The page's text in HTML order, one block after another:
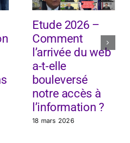
Etude 2026 –
Comment
l’arrivée du web
a-t-elle
bouleversé
notre accès à
l’information ?
18 mars 2026